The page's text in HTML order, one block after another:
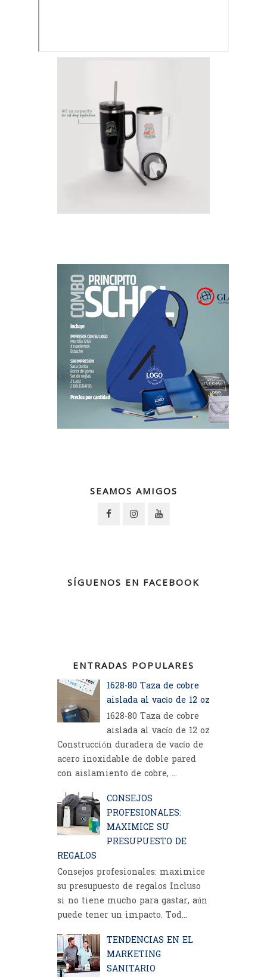
SEAMOS AMIGOS
SÍGUENOS EN FACEBOOK
ENTRADAS POPULARES
1628-80 Taza de cobre
aislada al vacío de 12 oz
1628-80 Taza de cobre
aislada al vacío de 12 oz
Construcción duradera de vacío de
acero inoxidable de doble pared
con aislamiento de cobre, ...
CONSEJOS
PROFESIONALES:
MAXIMICE SU
PRESUPUESTO DE
REGALOS
Consejos profesionales: maximice
su presupuesto de regalos Incluso
si no tiene mucho para gastar, aún
puede tener un impacto. Tod...
TENDENCIAS EN EL
MARKETING
SANITARIO